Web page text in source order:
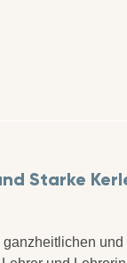
Starke